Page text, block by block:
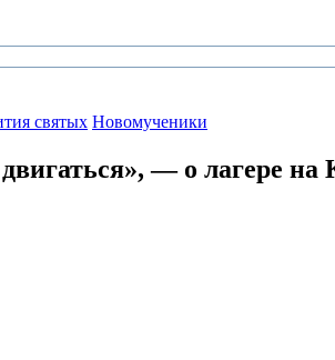
святых Новомученики
— о лагере на